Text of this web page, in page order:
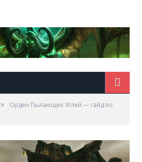
»
Орден Пылающих Углей — гайд по